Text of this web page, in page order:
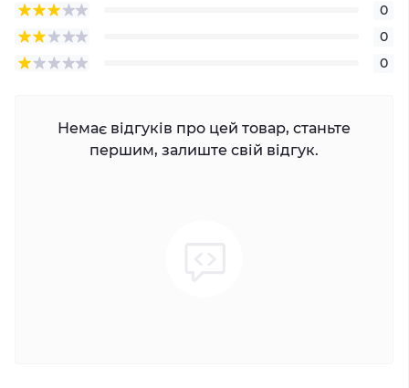
0
0
0
Немає відгуків про цей товар, станьте
першим, залиште свій відгук.